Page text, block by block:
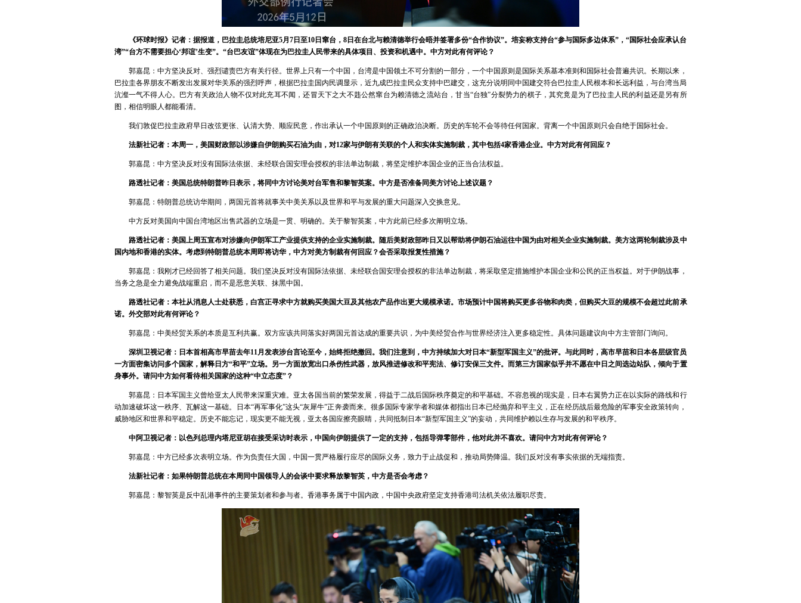
《环球时报》记者：据报道，巴拉圭总统培尼亚5月7日至10日窜台，8日在台北与赖清德举行会晤并签署多份“合作协议”。培妄称支持台“参与国际多边体系”，“国际社会应承认台
湾”“台方不需要担心‘邦谊’生变”。“台巴友谊”体现在为巴拉圭人民带来的具体项目、投资和机遇中。中方对此有何评论？
郭嘉昆：中方坚决反对、强烈谴责巴方有关行径。世界上只有一个中国，台湾是中国领土不可分割的一部分，一个中国原则是国际关系基本准则和国际社会普遍共识。长期以来，
巴拉圭各界朋友不断发出发展对华关系的强烈呼声，根据巴拉圭国内民调显示，近九成巴拉圭民众支持中巴建交，这充分说明同中国建交符合巴拉圭人民根本和长远利益，与台湾当局
沆瀣一气不得人心。巴方有关政治人物不仅对此充耳不闻，还冒天下之大不韪公然窜台为赖清德之流站台，甘当“台独”分裂势力的棋子，其究竟是为了巴拉圭人民的利益还是另有所
图，相信明眼人都能看清。
我们敦促巴拉圭政府早日改弦更张、认清大势、顺应民意，作出承认一个中国原则的正确政治决断。历史的车轮不会等待任何国家。背离一个中国原则只会自绝于国际社会。
法新社记者：本周一，美国财政部以涉嫌自伊朗购买石油为由，对12家与伊朗有关联的个人和实体实施制裁，其中包括4家香港企业。中方对此有何回应？
郭嘉昆：中方坚决反对没有国际法依据、未经联合国安理会授权的非法单边制裁，将坚定维护本国企业的正当合法权益。
路透社记者：美国总统特朗普昨日表示，将同中方讨论美对台军售和黎智英案。中方是否准备同美方讨论上述议题？
郭嘉昆：特朗普总统访华期间，两国元首将就事关中美关系以及世界和平与发展的重大问题深入交换意见。
中方反对美国向中国台湾地区出售武器的立场是一贯、明确的。关于黎智英案，中方此前已经多次阐明立场。
路透社记者：美国上周五宣布对涉嫌向伊朗军工产业提供支持的企业实施制裁。随后美财政部昨日又以帮助将伊朗石油运往中国为由对相关企业实施制裁。美方这两轮制裁涉及中
国内地和香港的实体。考虑到特朗普总统本周即将访华，中方对美方制裁有何回应？会否采取报复性措施？
郭嘉昆：我刚才已经回答了相关问题。我们坚决反对没有国际法依据、未经联合国安理会授权的非法单边制裁，将采取坚定措施维护本国企业和公民的正当权益。对于伊朗战事，
当务之急是全力避免战端重启，而不是恶意关联、抹黑中国。
路透社记者：本社从消息人士处获悉，白宫正寻求中方就购买美国大豆及其他农产品作出更大规模承诺。市场预计中国将购买更多谷物和肉类，但购买大豆的规模不会超过此前承
诺。外交部对此有何评论？
郭嘉昆：中美经贸关系的本质是互利共赢。双方应该共同落实好两国元首达成的重要共识，为中美经贸合作与世界经济注入更多稳定性。具体问题建议向中方主管部门询问。
深圳卫视记者：日本首相高市早苗去年11月发表涉台言论至今，始终拒绝撤回。我们注意到，中方持续加大对日本“新型军国主义”的批评。与此同时，高市早苗和日本各层级官员
一方面密集访问多个国家，解释日方“和平”立场。另一方面放宽出口杀伤性武器，放风推进修改和平宪法、修订安保三文件。而第三方国家似乎并不愿在中日之间选边站队，倾向于置
身事外。请问中方如何看待相关国家的这种“中立态度”？
郭嘉昆：日本军国主义曾给亚太人民带来深重灾难。亚太各国当前的繁荣发展，得益于二战后国际秩序奠定的和平基础。不容忽视的现实是，日本右翼势力正在以实际的路线和行
动加速破坏这一秩序、瓦解这一基础。日本“再军事化”这头“灰犀牛”正奔袭而来。很多国际专家学者和媒体都指出日本已经抛弃和平主义，正在经历战后最危险的军事安全政策转向，
威胁地区和世界和平稳定。历史不能忘记，现实更不能无视，亚太各国应擦亮眼睛，共同抵制日本“新型军国主义”的妄动，共同维护赖以生存与发展的和平秩序。
中阿卫视记者：以色列总理内塔尼亚胡在接受采访时表示，中国向伊朗提供了一定的支持，包括导弹零部件，他对此并不喜欢。请问中方对此有何评论？
郭嘉昆：中方已经多次表明立场。作为负责任大国，中国一贯严格履行应尽的国际义务，致力于止战促和，推动局势降温。我们反对没有事实依据的无端指责。
法新社记者：如果特朗普总统在本周同中国领导人的会谈中要求释放黎智英，中方是否会考虑？
郭嘉昆：黎智英是反中乱港事件的主要策划者和参与者。香港事务属于中国内政，中国中央政府坚定支持香港司法机关依法履职尽责。